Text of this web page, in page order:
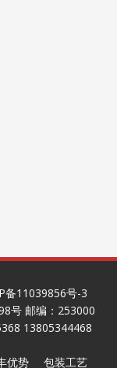
11039856号-3
号 邮编：253000
13805344468
优势
包装工艺